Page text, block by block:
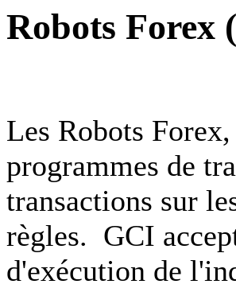
Robots Forex
Les Robots
programmes de
transactions sur
règles. GCI
d'exécution de